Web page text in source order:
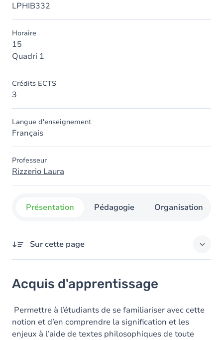
LPHIB332
Horaire
15
Quadri 1
Crédits ECTS
3
Langue d'enseignement
Français
Professeur
Rizzerio Laura
Présentation Pédagogie Organisation
Sur cette page
Objectifs
Contenu
Table des matières
Acquis d'apprentissage
Permettre à l’étudiants de se familiariser avec cette
notion et d’en comprendre la signification et les
enjeux à l’aide de textes philosophiques de toute